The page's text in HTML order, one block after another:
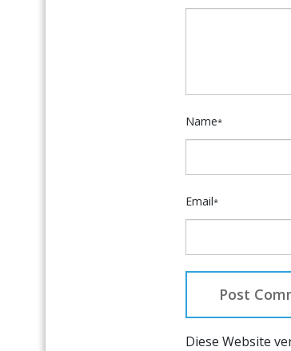
Name*
Email*
Diese Website